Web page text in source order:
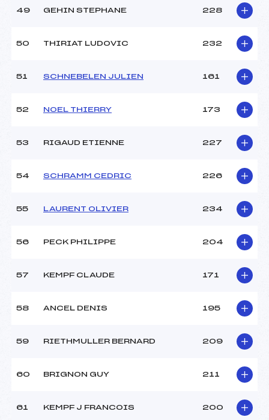
49 GEHIN STEPHANE 228
50 THIRIAT LUDOVIC 232
51 SCHNEBELEN JULIEN 161
52 NOEL THIERRY 173
53 RIGAUD ETIENNE 227
54 SCHRAMM CEDRIC 226
55 LAURENT OLIVIER 234
56 PECK PHILIPPE 204
57 KEMPF CLAUDE 171
58 ANCEL DENIS 195
59 RIETHMULLER BERNARD 209
60 BRIGNON GUY 211
61 KEMPF J FRANCOIS 200